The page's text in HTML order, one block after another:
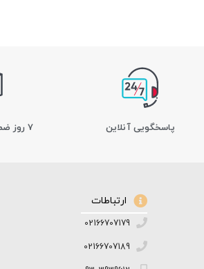
پاسخگویی آنلاین 7 روز ضمانت بازگشت کالا
ارتباطات
02166707179
02166707189